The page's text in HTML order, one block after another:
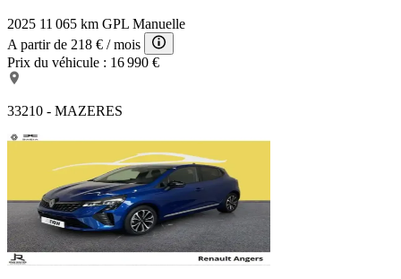
2025 11 065 km GPL Manuelle
A partir de 218 € / mois
Prix du véhicule : 16 990 €
33210 - MAZERES